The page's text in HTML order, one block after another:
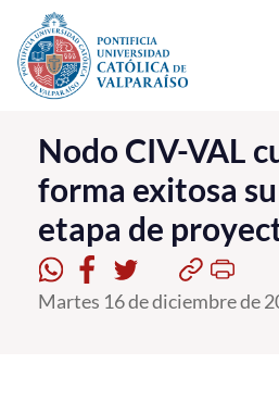
Click acá para ir directamente al
La Universidad
Investigación, Creación e
PUCV Internacional
Vinculación con el Medio
Nodo CIV-VAL
forma exitosa
etapa de
Martes 16 de diciembre de